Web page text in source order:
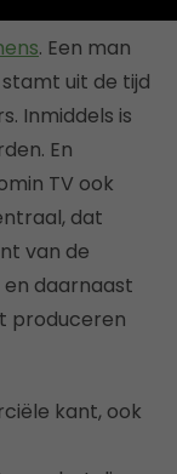
. Een man
uit de tijd
Inmiddels is
En
TV ook
dat
van de
daarnaast
produceren
kant, ook